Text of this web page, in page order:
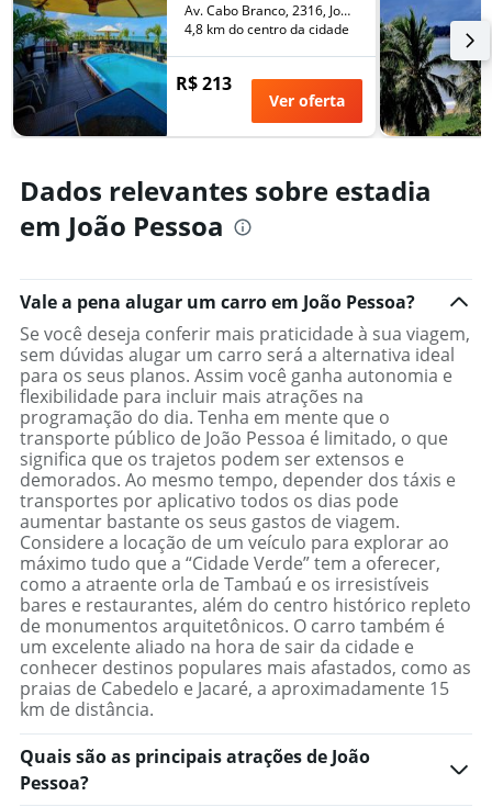
Av. Cabo Branco, 2316, João Pessoa, Brasil
4,8 km do centro da cidade
R$ 213
Ver oferta
Dados relevantes sobre estadia
em João Pessoa
Vale a pena alugar um carro em João Pessoa?
Se você deseja conferir mais praticidade à sua viagem,
sem dúvidas alugar um carro será a alternativa ideal
para os seus planos. Assim você ganha autonomia e
flexibilidade para incluir mais atrações na
programação do dia. Tenha em mente que o
transporte público de João Pessoa é limitado, o que
significa que os trajetos podem ser extensos e
demorados. Ao mesmo tempo, depender dos táxis e
transportes por aplicativo todos os dias pode
aumentar bastante os seus gastos de viagem.
Considere a locação de um veículo para explorar ao
máximo tudo que a “Cidade Verde” tem a oferecer,
como a atraente orla de Tambaú e os irresistíveis
bares e restaurantes, além do centro histórico repleto
de monumentos arquitetônicos. O carro também é
um excelente aliado na hora de sair da cidade e
conhecer destinos populares mais afastados, como as
praias de Cabedelo e Jacaré, a aproximadamente 15
km de distância.
Quais são as principais atrações de João
Pessoa?